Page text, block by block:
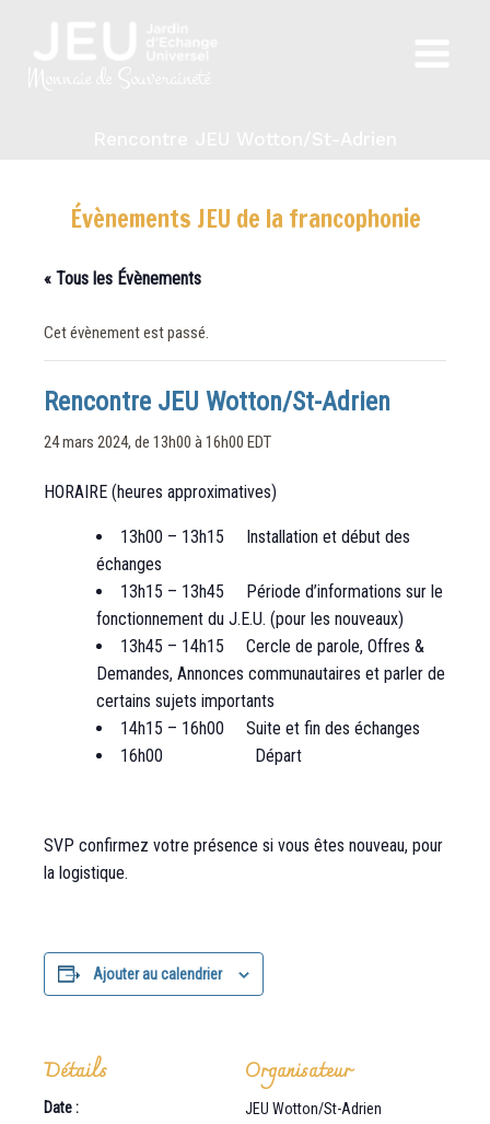
Évènements JEU de la francophonie
« Tous les Évènements
Cet évènement est passé.
Rencontre JEU Wotton/St-Adrien
24 mars 2024, de 13h00 à16h00 EDT
HORAIRE (heures approximatives)
13h00 – 13h15 Installation et début des
échanges
13h15 – 13h45 Période d’informations sur le
fonctionnement du J.E.U. (pour les nouveaux)
13h45 – 14h15 Cercle de parole, Offres &
Demandes, Annonces communautaires et parler de
certains sujets importants
14h15 – 16h00 Suite et fin des échanges
16h00 Départ
SVP confirmez votre présence si vous êtes nouveau, pour
la logistique.
Ajouter au calendrier
Détails
Date :
Organisateur
JEU Wotton/St-Adrien